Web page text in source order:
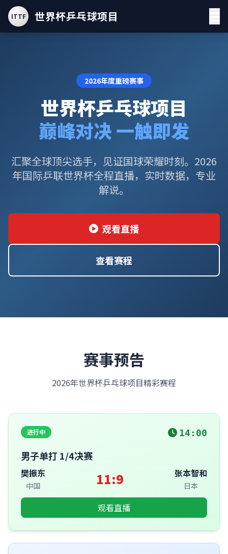
ITTF 世界杯乒乓球项目
2026年度重磅赛事
世界杯乒乓球项目
巅峰对决 一触即发
汇聚全球顶尖选手，见证国球荣耀时刻。2026
年国际乒联世界杯全程直播，实时数据，专业
解说。
观看直播
查看赛程
赛事预告
2026年世界杯乒乓球项目精彩赛程
进行中 14:00
男子单打 1/4决赛
樊振东
中国 11:9 张本智和
日本
观看直播